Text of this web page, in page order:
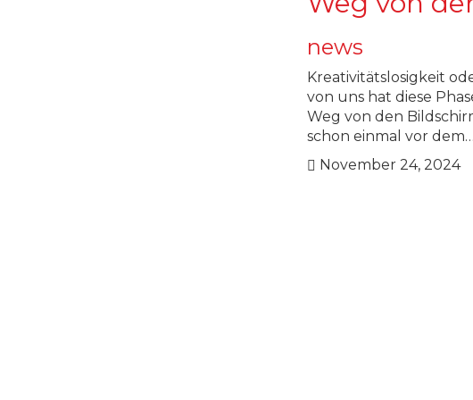
news
Kreativitätslosigkeit
von uns hat diese
Weg von den
schon einmal vor dem…
November 24, 2024